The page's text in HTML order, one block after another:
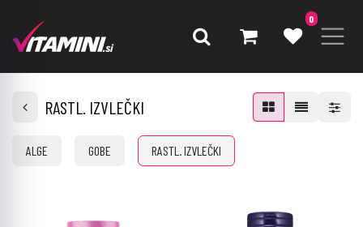
0
RASTL. IZVLEČKI
ALGE GOBE RASTL. IZVLEČKI